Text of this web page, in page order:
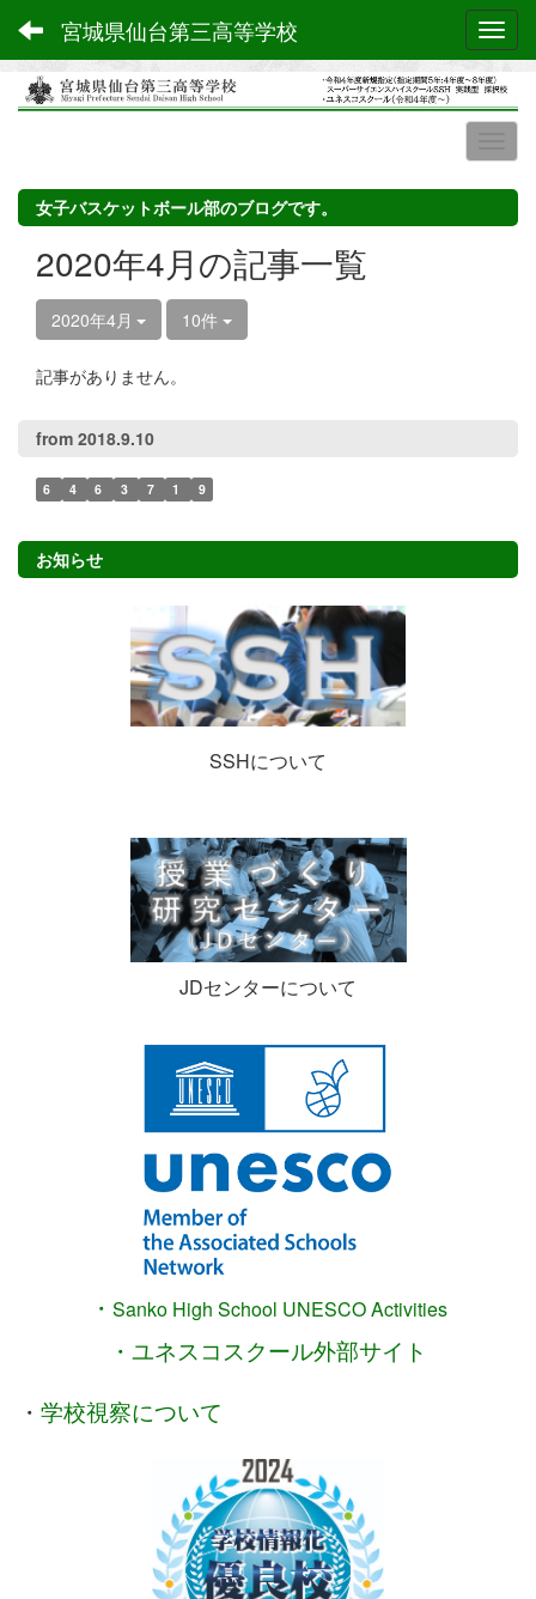
宮城県仙台第三高等学校
女子バスケットボール部のブログです。
2020年4月の記事一覧
2020年4月 10件
記事がありません。
from 2018.9.10
6 4 6 3 7 1 9
お知らせ
SSHについて
JDセンターについて
・ Sanko High School UNESCO Activities
・ユネスコスクール外部サイト
・ 学校視察について